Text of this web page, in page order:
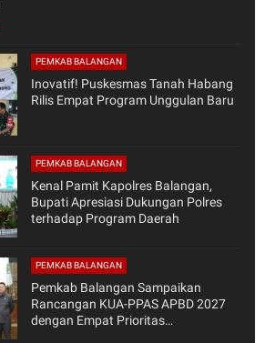
PEMKAB BALANGAN
Inovatif! Puskesmas Tanah Habang
Rilis Empat Program Unggulan Baru
PEMKAB BALANGAN
Kenal Pamit Kapolres Balangan,
Bupati Apresiasi Dukungan Polres
terhadap Program Daerah
PEMKAB BALANGAN
Pemkab Balangan Sampaikan
Rancangan KUA-PPAS APBD 2027
dengan Empat Prioritas